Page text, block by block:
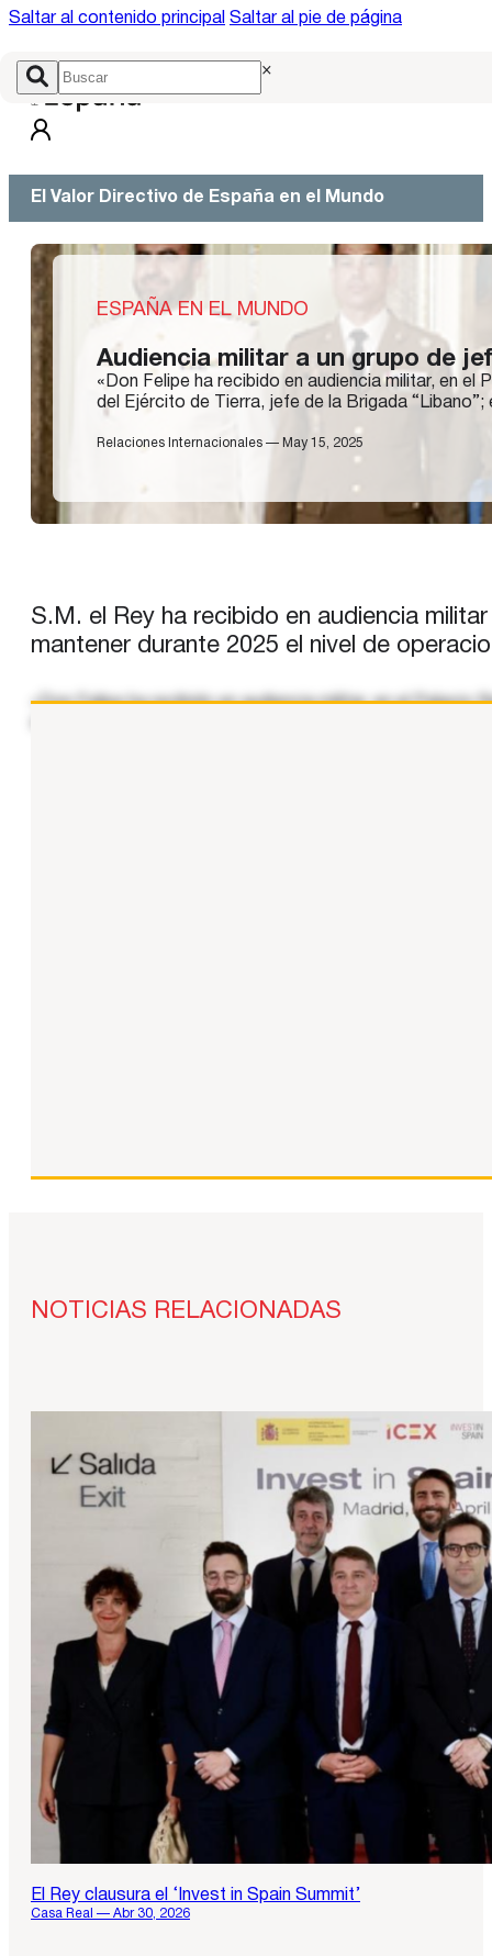
Saltar al contenido principal Saltar al pie de página
×
El Valor Directivo de España en el Mundo
ESPAÑA EN EL MUNDO
Audiencia militar a un grupo de
«Don Felipe ha recibido en audiencia militar, en
del Ejército de Tierra, jefe de la Brigada
Relaciones Internacionales — May 15, 2025
S.M. el Rey ha recibido en audiencia
mantener durante 2025 el nivel de
«Don Felipe ha recibido en audiencia militar, en el Palacio
NOTICIAS RELACIONADAS
El Rey clausura el ‘Invest in Spain Summit’
Casa Real — Abr 30, 2026